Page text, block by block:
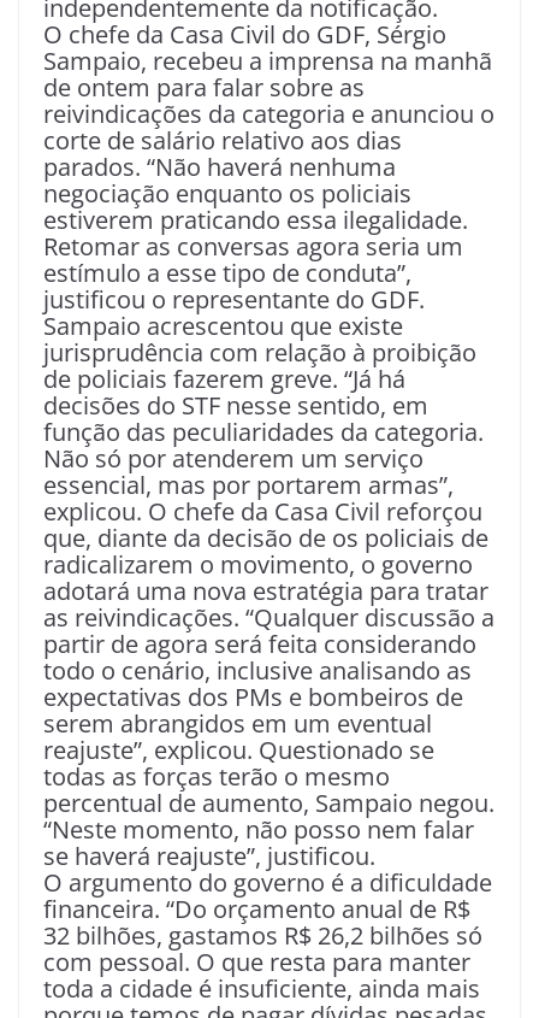
independentemente da notificação.
O chefe da Casa Civil do GDF, Sérgio
Sampaio, recebeu a imprensa na manhã
de ontem para falar sobre as
reivindicações da categoria e anunciou o
corte de salário relativo aos dias
parados. “Não haverá nenhuma
negociação enquanto os policiais
estiverem praticando essa ilegalidade.
Retomar as conversas agora seria um
estímulo a esse tipo de conduta”,
justificou o representante do GDF.
Sampaio acrescentou que existe
jurisprudência com relação à proibição
de policiais fazerem greve. “Já há
decisões do STF nesse sentido, em
função das peculiaridades da categoria.
Não só por atenderem um serviço
essencial, mas por portarem armas”,
explicou. O chefe da Casa Civil reforçou
que, diante da decisão de os policiais de
radicalizarem o movimento, o governo
adotará uma nova estratégia para tratar
as reivindicações. “Qualquer discussão a
partir de agora será feita considerando
todo o cenário, inclusive analisando as
expectativas dos PMs e bombeiros de
serem abrangidos em um eventual
reajuste”, explicou. Questionado se
todas as forças terão o mesmo
percentual de aumento, Sampaio negou.
“Neste momento, não posso nem falar
se haverá reajuste”, justificou.
O argumento do governo é a dificuldade
financeira. “Do orçamento anual de R$
32 bilhões, gastamos R$ 26,2 bilhões só
com pessoal. O que resta para manter
toda a cidade é insuficiente, ainda mais